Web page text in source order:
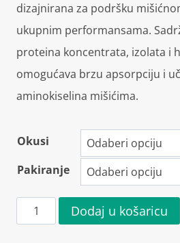
dizajnirana za podršku
ukupnim performansama.
proteina koncentrata, izolata i
omogućava brzu apsorpciju i
aminokiselina mišićima.
Okusi
Pakiranje
Muscletech
NitroTech
Dodaj u košaricu